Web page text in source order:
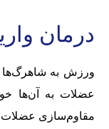
درمان
ورزش به شاهرگ‌‌ها
عضلات به آن‌‌ها
مقاوم‌‌سازی